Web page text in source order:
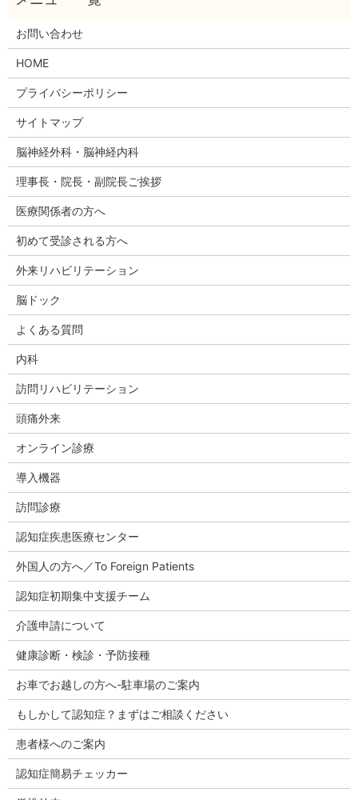
お問い合わせ
HOME
プライバシーポリシー
サイトマップ
脳神経外科・脳神経内科
理事長・院長・副院長ご挨拶
医療関係者の方へ
初めて受診される方へ
外来リハビリテーション
脳ドック
よくある質問
内科
訪問リハビリテーション
頭痛外来
オンライン診療
導入機器
訪問診療
認知症疾患医療センター
外国人の方へ／To Foreign Patients
認知症初期集中支援チーム
介護申請について
健康診断・検診・予防接種
お車でお越しの方へ-駐車場のご案内
もしかして認知症？まずはご相談ください
患者様へのご案内
認知症簡易チェッカー